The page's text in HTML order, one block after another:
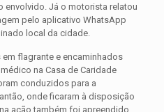
envolvido. Já o motorista relatou
pelo aplicativo WhatsApp
local da cidade.
flagrante e encaminhados
na Casa de Caridade
conduzidos para a
onde ficaram à disposição
ação também foi apreendido.